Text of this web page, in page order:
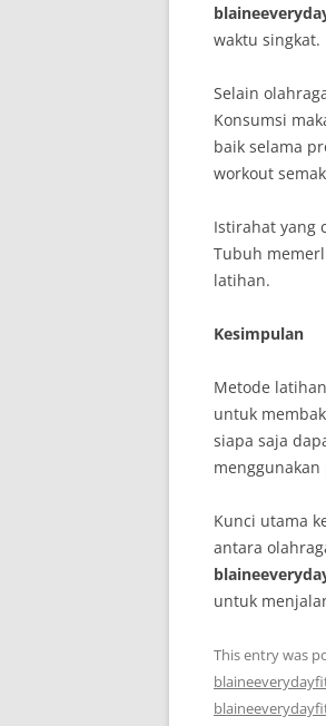
waktu singkat.
Selain
Konsumsi
baik selama
workout
Istirahat yang
Tubuh
latihan.
Kesimpulan
Metode
untuk
siapa saja
Kunci utama
antara
untuk
This entry was